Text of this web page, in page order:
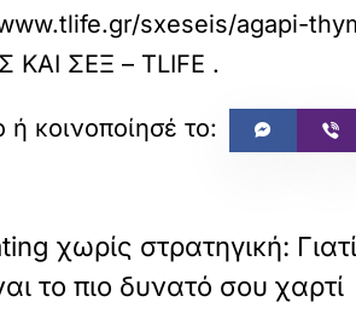
sxeseis/agapi-
ΚΑΙ ΣΕΞ – TLIFE .
χωρίς στρατηγική:
το πιο δυνατό σου χαρτί